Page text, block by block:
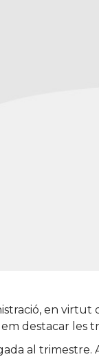
en virtut
destacar les
al